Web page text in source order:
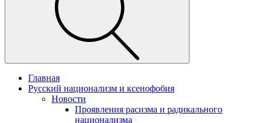
Главная
Русский национализм и ксенофобия
Новости
Проявления расизма и радикального
национализма